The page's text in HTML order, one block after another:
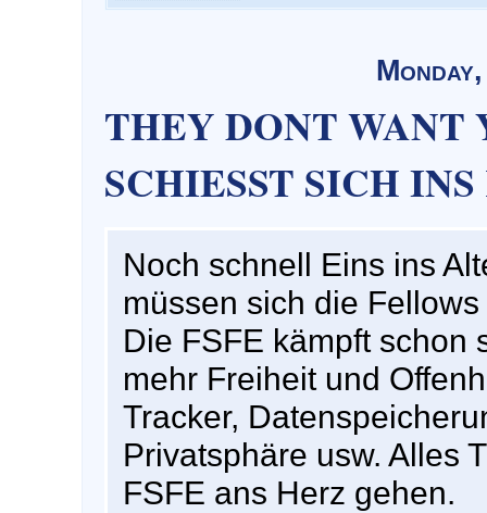
THEY DONT WANT
SCHIESST SICH
Noch schnell Eins ins
müssen sich die
Die FSFE kämpft schon
mehr Freiheit und
Tracker,
Privatsphäre usw. Alles
FSFE ans Herz gehen.